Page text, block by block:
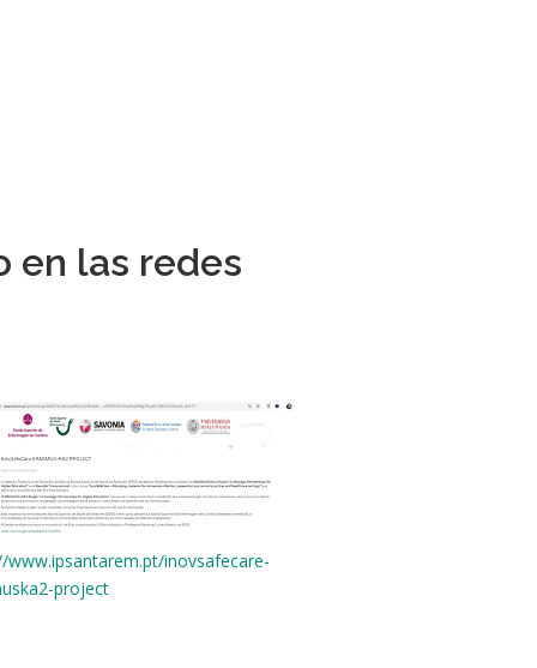
en las redes
www.ipsantarem.pt/inovsafecare-
project